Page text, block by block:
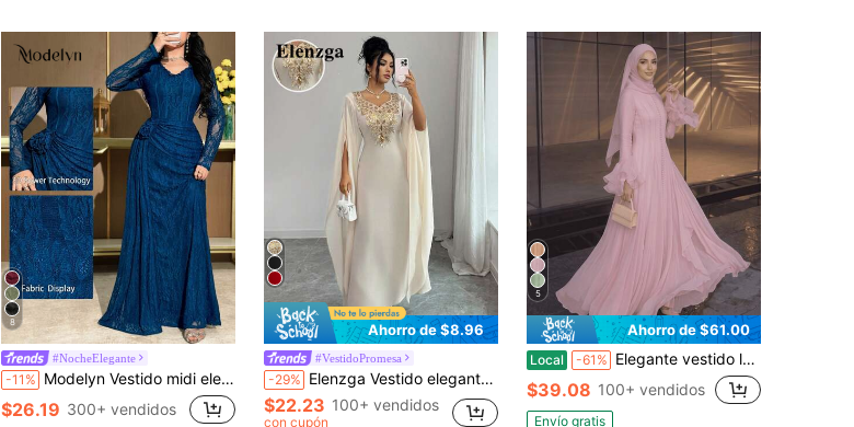
8
#NocheElegante
-11% Modelyn Vestido midi elegante de manga larga con cuello en V de unicolor, cintura con encaje y decoración floral 3D
$26.19 300+ vendidos
Ahorro de $8.96
#VestidoPromesa
-29% Elenzga Vestido elegante de mujer de talla estándar con cuello floral y diseño de lazo en la espalda
$22.23 100+ vendidos
con cupón
5
Ahorro de $61.00
Local -61% Elegante vestido largo rosa de corte A para mujer con cuello alto y mangas largas acampanadas, confeccionado en tejido no elástico, perfecto para ocasiones formales.
$39.08 100+ vendidos
Envío gratis